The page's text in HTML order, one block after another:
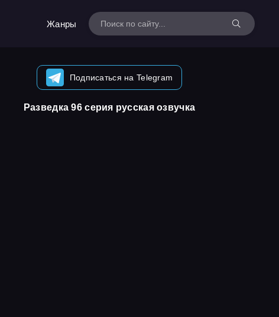
Жанры
Подписаться на Telegram
Разведка 96 серия русская озвучка